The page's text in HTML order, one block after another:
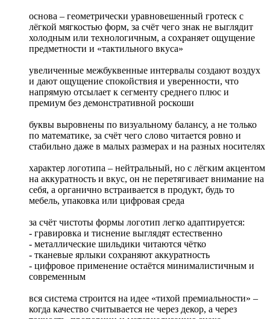
основа – геометрически уравновешенный гротеск с
лёгкой мягкостью форм, за счёт чего знак не выглядит
холодным или технологичным, а сохраняет ощущение
предметности и «тактильного вкуса»
увеличенные межбуквенные интервалы создают воздух
и дают ощущение спокойствия и уверенности, что
напрямую отсылает к сегменту среднего плюс и
премиум без демонстративной роскоши
буквы выровнены по визуальному балансу, а не только
по математике, за счёт чего слово читается ровно и
стабильно даже в малых размерах и на разных носителях
характер логотипа – нейтральный, но с лёгким акцентом
на аккуратность и вкус, он не перетягивает внимание на
себя, а органично встраивается в продукт, будь то
мебель, упаковка или цифровая среда
за счёт чистоты формы логотип легко адаптируется:
- гравировка и тиснение выглядят естественно
- металлические шильдики читаются чётко
- тканевые ярлыки сохраняют аккуратность
- цифровое применение остаётся минималистичным и
современным
вся система строится на идее «тихой премиальности» –
когда качество считывается не через декор, а через